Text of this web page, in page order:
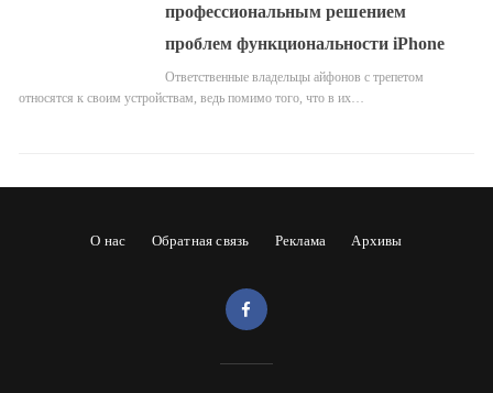
профессиональным решением
проблем функциональности iPhone
Ответственные владельцы айфонов с трепетом
относятся к своим устройствам, ведь помимо того, что в их…
О нас Обратная связь Реклама Архивы